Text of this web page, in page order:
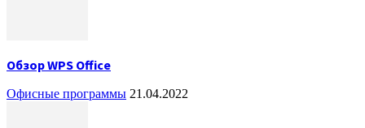
Обзор WPS Office
Офисные программы 21.04.2022